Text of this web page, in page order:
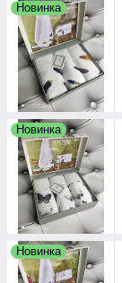
Новинка
Новинка
Новинка